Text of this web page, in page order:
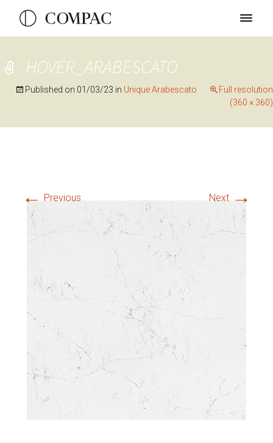
HOVER_ARABESCATO
Published on 01/03/23 in Unique Arabescato
Full resolution
(360 × 360)
← Previous Next →